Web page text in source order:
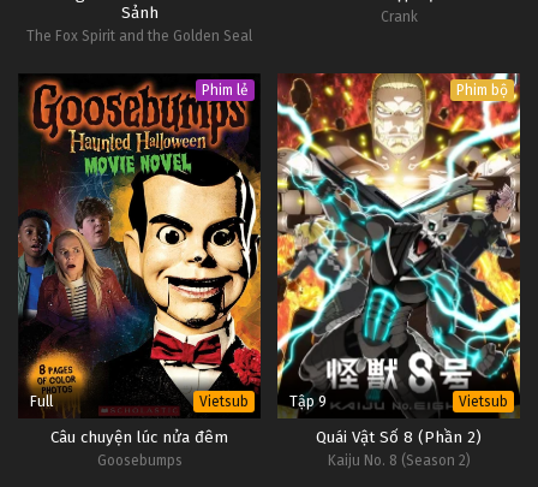
Tập 82
Đấu Phá Thương Khung Ngoại Truyện Tập 81
Tập 81
Đấu Phá Thương Khung Ngoại Truyện Tập 80
Tập 80
Đấu Phá Thương Khung Ngoại Truyện Tập 79
Tập 79
Đấu Phá Thương Khung Ngoại Truyện Tập 78
Tập 78
Đấu Phá Thương Khung Ngoại Truyện Tập 77
Sảnh
The Fox Spirit and the Golden Seal
Crank
Phim lẻ
Full Vietsub
Câu chuyện lúc nửa đêm
Goosebumps
Phim bộ
Tập 9 Vietsub
Quái Vật Số 8 (Phần 2)
Kaiju No. 8 (Season 2)